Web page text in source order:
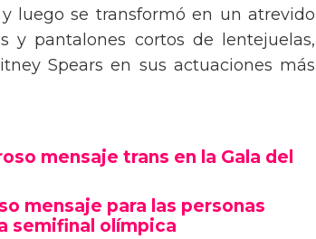
luego se transformó en un atrevido
y pantalones cortos de lentejuelas,
Spears en sus actuaciones más
mensaje trans en la Gala del
mensaje para las personas
semifinal olímpica